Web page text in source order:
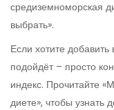
средиземноморская
выбрать».
Если хотите
подойдёт – просто
индекс. Прочитайте
диете», чтобы узнать